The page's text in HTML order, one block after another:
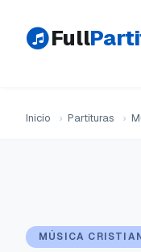
Full
Inicio › Partituras ›
MÚSICA